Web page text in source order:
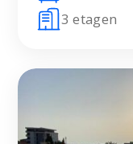
3 etagen